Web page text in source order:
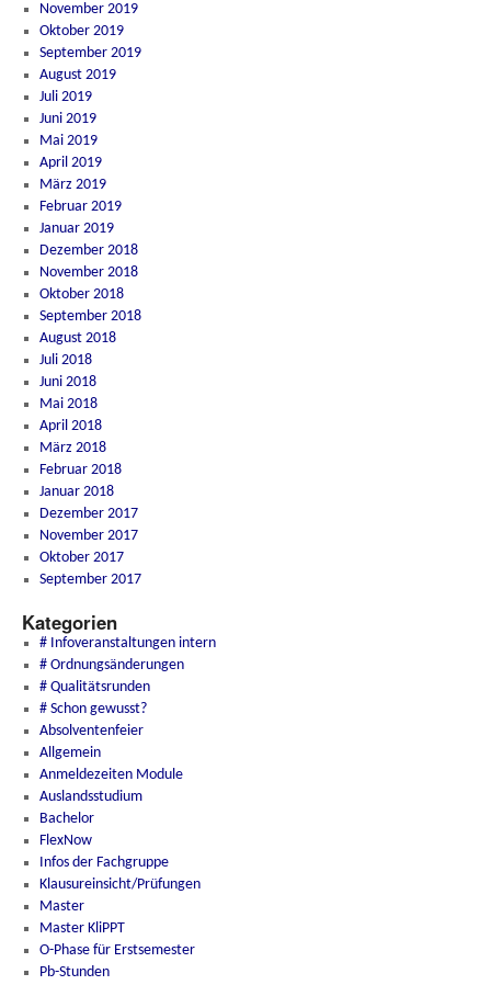
November 2019
Oktober 2019
September 2019
August 2019
Juli 2019
Juni 2019
Mai 2019
April 2019
März 2019
Februar 2019
Januar 2019
Dezember 2018
November 2018
Oktober 2018
September 2018
August 2018
Juli 2018
Juni 2018
Mai 2018
April 2018
März 2018
Februar 2018
Januar 2018
Dezember 2017
November 2017
Oktober 2017
September 2017
Kategorien
# Infoveranstaltungen intern
# Ordnungsänderungen
# Qualitätsrunden
# Schon gewusst?
Absolventenfeier
Allgemein
Anmeldezeiten Module
Auslandsstudium
Bachelor
FlexNow
Infos der Fachgruppe
Klausureinsicht/Prüfungen
Master
Master KliPPT
O-Phase für Erstsemester
Pb-Stunden